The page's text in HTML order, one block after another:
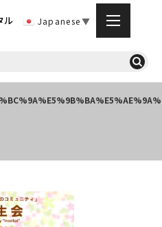
ル Japanese▼